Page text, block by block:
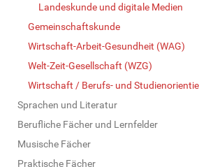
Landeskunde und digitale Medien
Gemeinschaftskunde
Wirtschaft-Arbeit-Gesundheit (WAG)
Welt-Zeit-Gesellschaft (WZG)
Wirtschaft / Berufs- und
Sprachen und Literatur
Berufliche Fächer und Lernfelder
Musische Fächer
Praktische Fächer